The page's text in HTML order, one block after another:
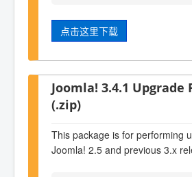
点击这里下载
Joomla! 3.4.1 Upgrade
(.zip)
This package is for performing
Joomla! 2.5 and previous 3.x